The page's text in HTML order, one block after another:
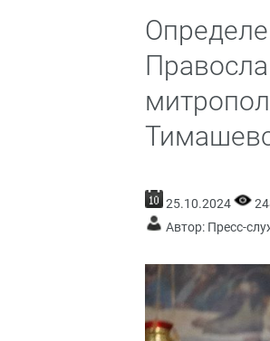
25.10.2024
Автор: Пресс-